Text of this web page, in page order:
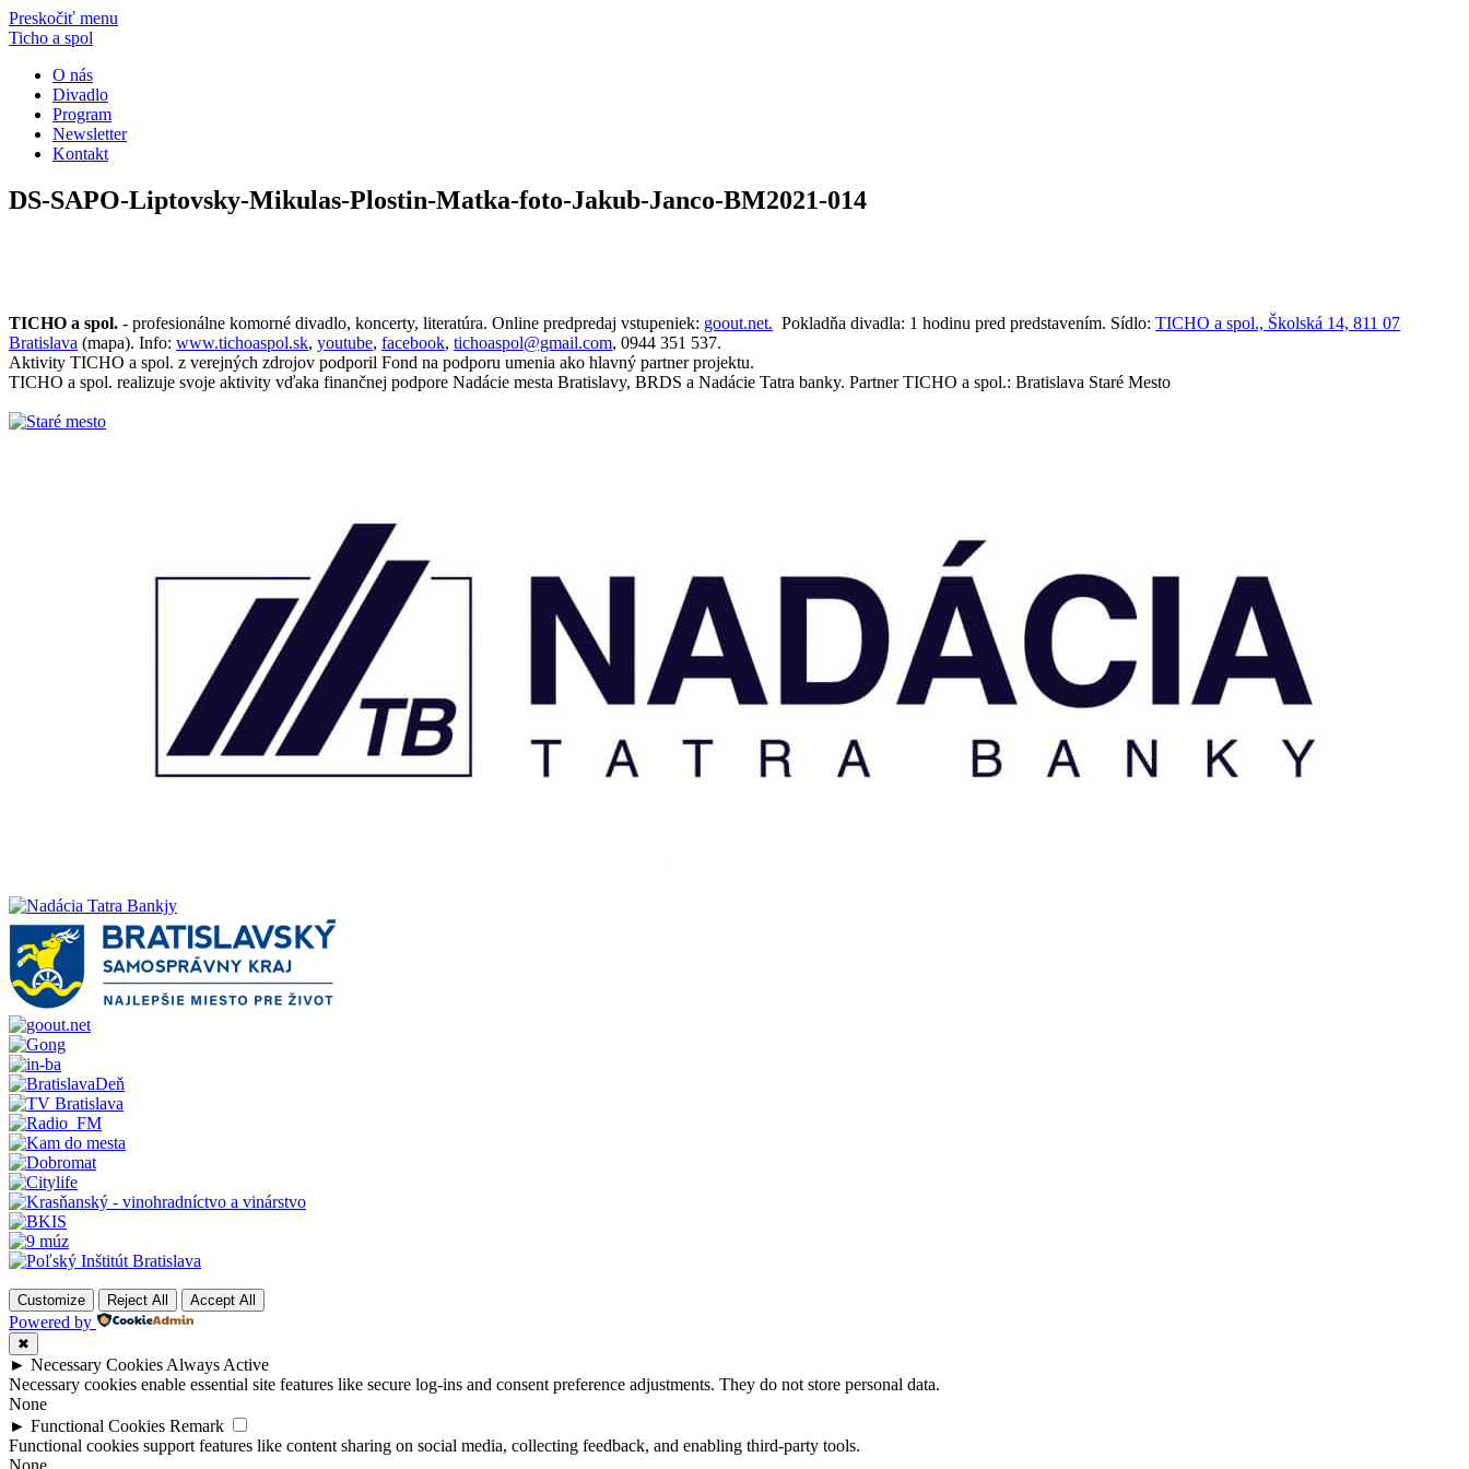
Preskočiť menu
Ticho a spol
O nás
Divadlo
Program
Newsletter
Kontakt
DS-SAPO-Liptovsky-Mikulas-Plostin-Matka-foto-Jakub-Janco-BM2021-014
TICHO a spol. - profesionálne komorné divadlo, koncerty, literatúra. Online predpredaj vstupeniek: goout.net. Pokladňa divadla: 1 hodinu pred predstavením. Sídlo: TICHO a spol., Školská 14, 811 07
Bratislava (mapa). Info: www.tichoaspol.sk, youtube, facebook, tichoaspol@gmail.com, 0944 351 537.
Aktivity TICHO a spol. z verejných zdrojov podporil Fond na podporu umenia ako hlavný partner projektu.
TICHO a spol. realizuje svoje aktivity vďaka finančnej podpore Nadácie mesta Bratislavy, BRDS a Nadácie Tatra banky. Partner TICHO a spol.: Bratislava Staré Mesto
Customize Reject All Accept All
Powered by
✖
► Necessary Cookies Always Active
Necessary cookies enable essential site features like secure log-ins and consent preference adjustments. They do not store personal data.
None
► Functional Cookies Remark
Functional cookies support features like content sharing on social media, collecting feedback, and enabling third-party tools.
None